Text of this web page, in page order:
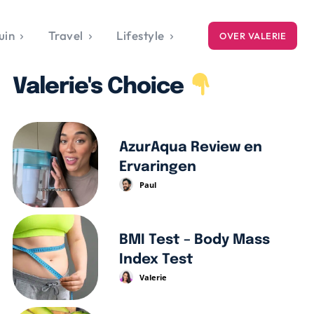
Travel Lifestyle OVER VALERIE
Valerie's Choice
AzurAqua Review en
Ervaringen
Paul
BMI Test – Body Mass
Index Test
Valerie